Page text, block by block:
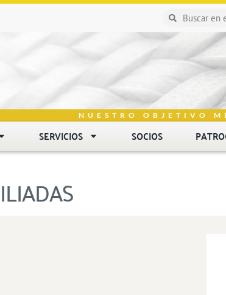
NUESTRO OBJETIVO
SERVICIOS SOCIOS